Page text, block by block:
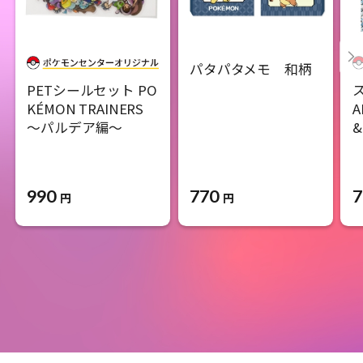
PETシールセット PO
KÉMON TRAINERS
～パルデア編～
990 円
パタパタメモ 和柄
770 円